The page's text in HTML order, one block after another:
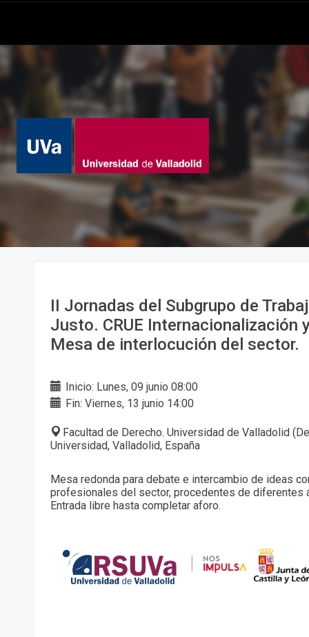
II Jornadas del Subgrupo de
Justo. CRUE Internacionalización
Mesa de interlocución del sector.
Inicio: Lunes, 09 junio 08:00
Fin: Viernes, 13 junio 14:00
Facultad de Derecho. Universidad de Valladolid
Universidad, Valladolid, España
Mesa redonda para debate e intercambio de ideas
profesionales del sector, procedentes de diferentes
Entrada libre hasta completar aforo.